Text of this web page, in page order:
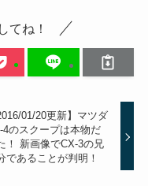
てね！
01/20更新】マツダ
4のスクープは本物だ
！ 新画像でCX-3の兄
であることが判明！